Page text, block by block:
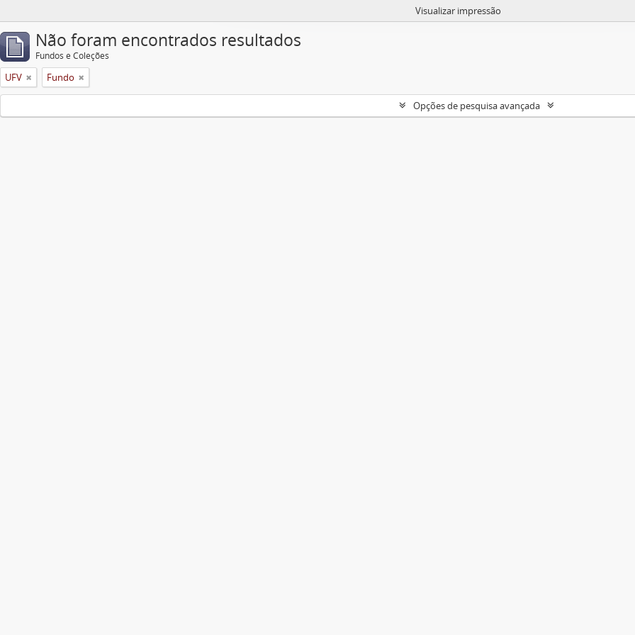
Visualizar impressão
Não foram encontrados resultados
Fundos e Coleções
UFV Fundo
Opções de pesquisa avançada